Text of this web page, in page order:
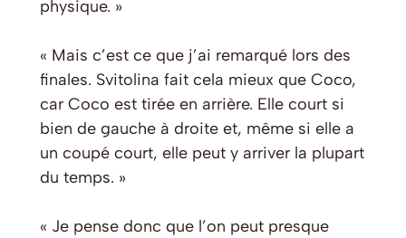
physique. »
« Mais c’est ce que j’ai remarqué lors des
finales. Svitolina fait cela mieux que Coco,
car Coco est tirée en arrière. Elle court si
bien de gauche à droite et, même si elle a
un coupé court, elle peut y arriver la plupart
du temps. »
« Je pense donc que l’on peut presque